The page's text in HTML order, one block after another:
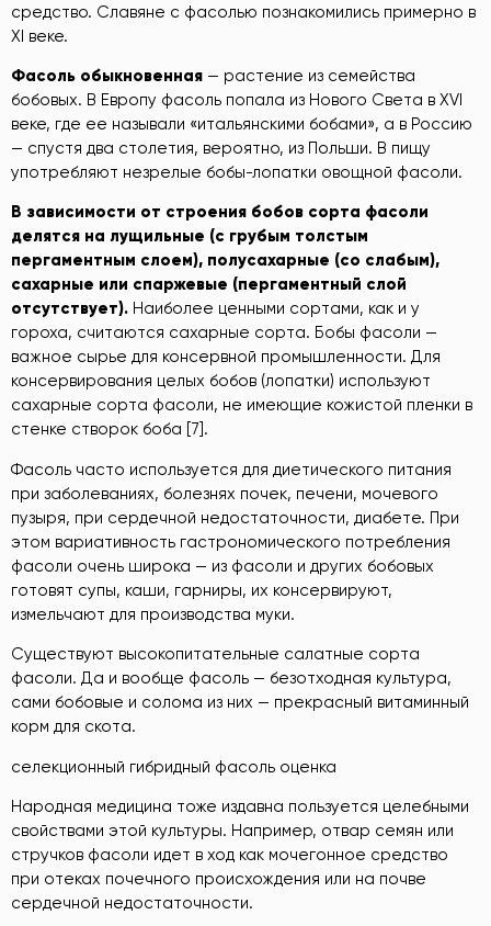
средство. Славяне с фасолью познакомились примерно в
XI веке.
Фасоль обыкновенная — растение из семейства
бобовых. В Европу фасоль попала из Нового Света в XVI
веке, где ее называли «итальянскими бобами», а в Россию
— спустя два столетия, вероятно, из Польши. В пищу
употребляют незрелые бобы-лопатки овощной фасоли.
В зависимости от строения бобов сорта фасоли
делятся на лущильные (с грубым толстым
пергаментным слоем), полусахарные (со слабым),
сахарные или спаржевые (пергаментный слой
отсутствует). Наиболее ценными сортами, как и у
гороха, считаются сахарные сорта. Бобы фасоли —
важное сырье для консервной промышленности. Для
консервирования целых бобов (лопатки) используют
сахарные сорта фасоли, не имеющие кожистой пленки в
стенке створок боба [7].
Фасоль часто используется для диетического питания
при заболеваниях, болезнях почек, печени, мочевого
пузыря, при сердечной недостаточности, диабете. При
этом вариативность гастрономического потребления
фасоли очень широка — из фасоли и других бобовых
готовят супы, каши, гарниры, их консервируют,
измельчают для производства муки.
Существуют высокопитательные салатные сорта
фасоли. Да и вообще фасоль — безотходная культура,
сами бобовые и солома из них — прекрасный витаминный
корм для скота.
селекционный гибридный фасоль оценка
Народная медицина тоже издавна пользуется целебными
свойствами этой культуры. Например, отвар семян или
стручков фасоли идет в ход как мочегонное средство
при отеках почечного происхождения или на почве
сердечной недостаточности.